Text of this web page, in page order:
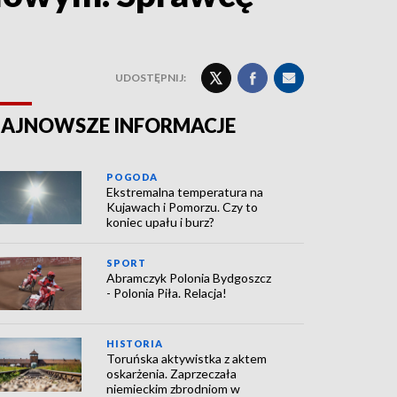
UDOSTĘPNIJ:
INFORMACJE
POGODA
Ekstremalna temperatura na
Kujawach i Pomorzu. Czy to
koniec upału i burz?
SPORT
Abramczyk Polonia Bydgoszcz
- Polonia Piła. Relacja!
HISTORIA
Toruńska aktywistka z aktem
oskarżenia. Zaprzeczała
niemieckim zbrodniom w